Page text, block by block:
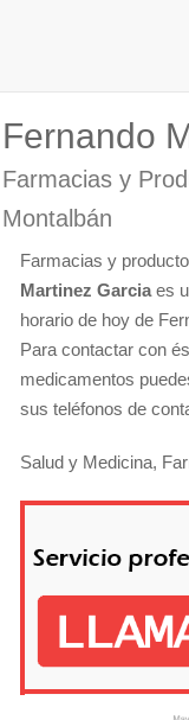
Fernando
Farmacias y
Montalbán
Farmacias y
Martinez Garcia es
horario de hoy de
Para contactar con
medicamentos
sus teléfonos de
Salud y Medicina,